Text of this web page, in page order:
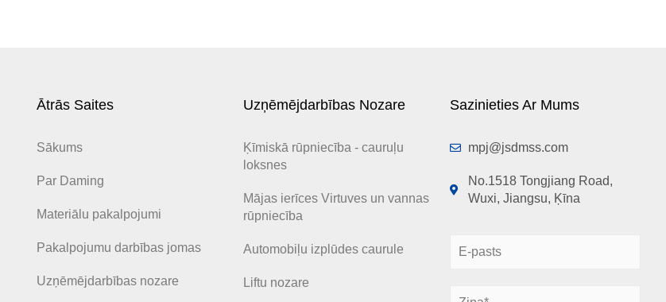
Ātrās Saites
Sākums
Par Daming
Materiālu pakalpojumi
Pakalpojumu darbības jomas
Uzņēmējdarbības nozare
Uzņēmējdarbības Nozare
Ķīmiskā rūpniecība - cauruļu
loksnes
Mājas ierīces Virtuves un vannas
rūpniecība
Automobiļu izplūdes caurule
Liftu nozare
Sazinieties Ar Mums
mpj@jsdmss.com
No.1518 Tongjiang Road,
Wuxi, Jiangsu, Ķīna